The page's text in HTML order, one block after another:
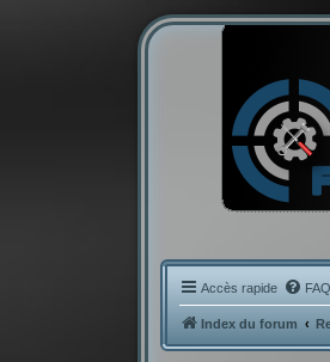
Accès rapide FAQ
Index du forum